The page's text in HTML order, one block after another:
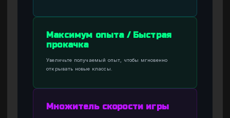
Максимум опыта / Быстрая
прокачка
Увеличьте получаемый опыт, чтобы мгновенно
открывать новые классы.
Множитель скорости игры